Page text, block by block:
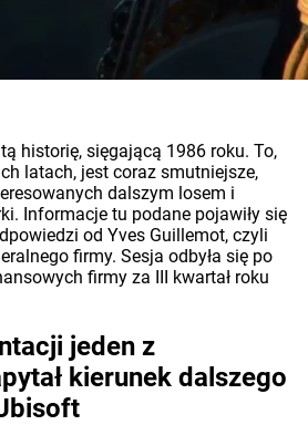
historię, sięgającą 1986 roku. To,
latach, jest coraz smutniejsze,
dalszym losem i
Informacje tu podane pojawiły się
od Yves Guillemot, czyli
firmy. Sesja odbyła się po
firmy za III kwartał roku
jeden z
kierunek dalszego